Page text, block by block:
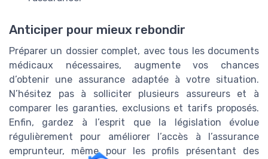
Anticiper pour mieux rebondir
Préparer un dossier complet, avec tous les documents
médicaux nécessaires, augmente vos chances
d’obtenir une assurance adaptée à votre situation.
N’hésitez pas à solliciter plusieurs assureurs et à
comparer les garanties, exclusions et tarifs proposés.
Enfin, gardez à l’esprit que la législation évolue
régulièrement pour améliorer l’accès à l’assurance
emprunteur, même pour les profils présentant des